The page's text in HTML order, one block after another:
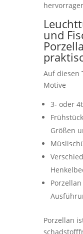
und
Auf diesen
Motive
3- oder
Größen
Porzellan